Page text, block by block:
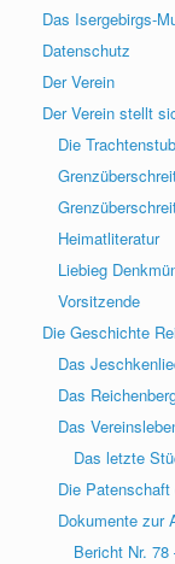
Das Isergebirgs-
Datenschutz
Der Verein
Der Verein stellt
Die
Heimatliteratur
Liebieg
Vorsitzende
Die Geschichte
Das
Das
Das
Das letzte
Die
Dokumente zur
Bericht Nr.